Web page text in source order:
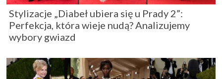
Stylizacje „Diabeł ubiera się u Prady 2”:
Perfekcja, która wieje nudą? Analizujemy
wybory gwiazd